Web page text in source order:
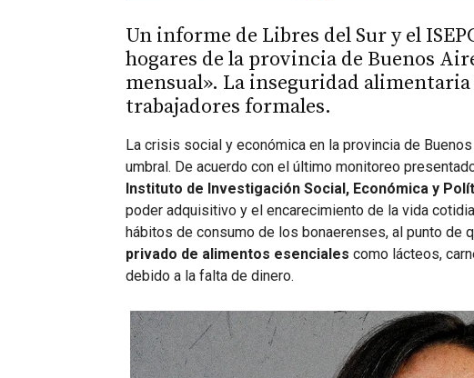
Un informe de Libres del Sur y el
hogares de la provincia de Buenos
mensual». La inseguridad alimentaria
trabajadores formales.
La crisis social y económica en la provincia de
umbral. De acuerdo con el último monitoreo
Instituto de Investigación Social, Económica y
poder adquisitivo y el encarecimiento de la vida
hábitos de consumo de los bonaerenses, al punto de
privado de alimentos esenciales como lácteos,
debido a la falta de dinero.